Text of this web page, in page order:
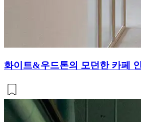
화이트&우드톤의 모던한 카페